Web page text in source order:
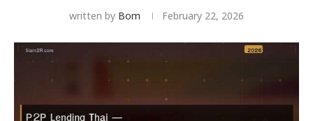
written by Bom February 22, 2026